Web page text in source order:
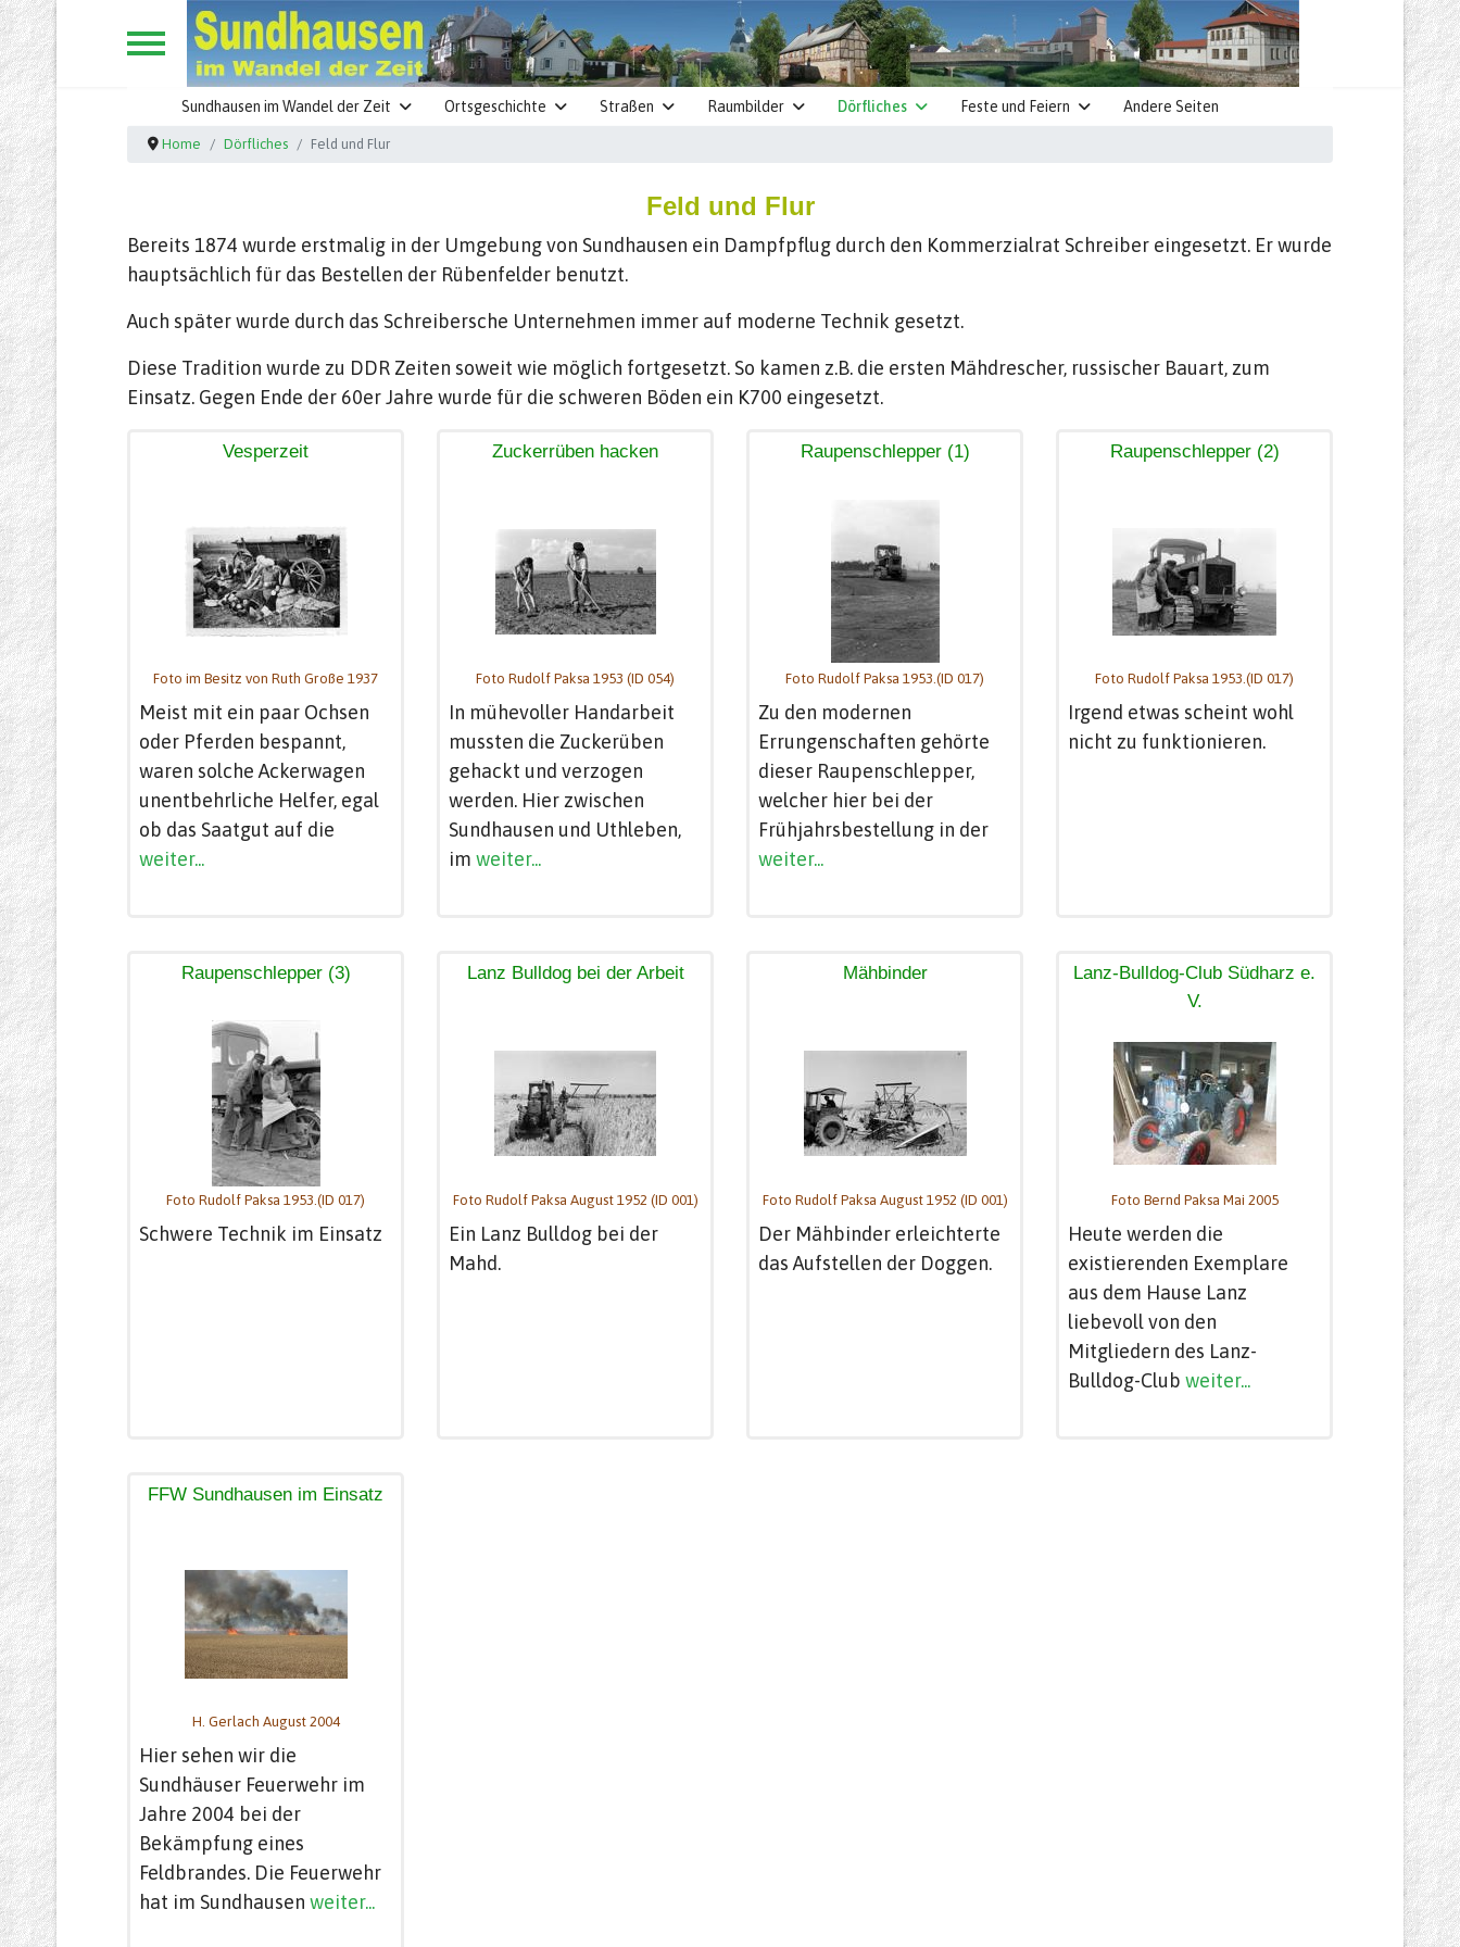
Sundhausen im Wandel der Zeit Ortsgeschichte Straßen Raumbilder Dörfliches Feste und Feiern Andere Seiten
Home Dörfliches Feld und Flur
Feld und Flur
Bereits 1874 wurde erstmalig in der Umgebung von Sundhausen ein Dampfpflug durch den Kommerzialrat Schreiber eingesetzt. Er wurde
hauptsächlich für das Bestellen der Rübenfelder benutzt.
Auch später wurde durch das Schreibersche Unternehmen immer auf moderne Technik gesetzt.
Diese Tradition wurde zu DDR Zeiten soweit wie möglich fortgesetzt. So kamen z.B. die ersten Mähdrescher, russischer Bauart, zum
Einsatz. Gegen Ende der 60er Jahre wurde für die schweren Böden ein K700 eingesetzt.
Vesperzeit
Foto im Besitz von Ruth Große 1937
Meist mit ein paar Ochsen
oder Pferden bespannt,
waren solche Ackerwagen
unentbehrliche Helfer, egal
ob das Saatgut auf die
weiter...
Zuckerrüben hacken
Foto Rudolf Paksa 1953 (ID 054)
In mühevoller Handarbeit
mussten die Zuckerüben
gehackt und verzogen
werden. Hier zwischen
Sundhausen und Uthleben,
im weiter...
Raupenschlepper (1)
Foto Rudolf Paksa 1953.(ID 017)
Zu den modernen
Errungenschaften gehörte
dieser Raupenschlepper,
welcher hier bei der
Frühjahrsbestellung in der
weiter...
Raupenschlepper (2)
Foto Rudolf Paksa 1953.(ID 017)
Irgend etwas scheint wohl
nicht zu funktionieren.
Raupenschlepper (3)
Foto Rudolf Paksa 1953.(ID 017)
Schwere Technik im Einsatz
Lanz Bulldog bei der Arbeit
Foto Rudolf Paksa August 1952 (ID 001)
Ein Lanz Bulldog bei der
Mahd.
Mähbinder
Foto Rudolf Paksa August 1952 (ID 001)
Der Mähbinder erleichterte
das Aufstellen der Doggen.
Lanz-Bulldog-Club Südharz e.
V.
Foto Bernd Paksa Mai 2005
Heute werden die
existierenden Exemplare
aus dem Hause Lanz
liebevoll von den
Mitgliedern des Lanz-
Bulldog-Club weiter...
FFW Sundhausen im Einsatz
H. Gerlach August 2004
Hier sehen wir die
Sundhäuser Feuerwehr im
Jahre 2004 bei der
Bekämpfung eines
Feldbrandes. Die Feuerwehr
hat im Sundhausen weiter...